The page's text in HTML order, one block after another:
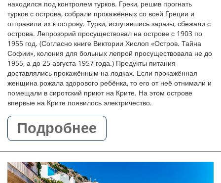
находился под контролем турков. Греки, решив прогнать
турков с острова, собрали прокажённых со всей Греции и
отправили их к острову. Турки, испугавшись заразы, сбежали с
острова. Лепрозорий просуществовал на острове с 1903 по
1955 год. (Согласно книге Виктории Хислоп «Остров. Тайна
Софии», колония для больных лепрой просуществовала не до
1955, а до 25 августа 1957 года.) Продукты питания
доставлялись прокажённым на лодках. Если прокажённая
женщина рожала здорового ребёнка, то его от неё отнимали и
помещали в сиротский приют на Крите. На этом острове
впервые на Крите появилось электричество.
Подробнее